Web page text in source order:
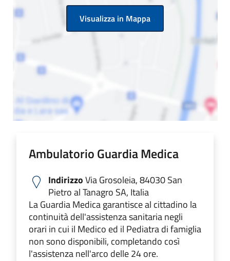
Visualizza in Mappa
Ambulatorio Guardia Medica
IndirizzoVia Grosoleia, 84030 San
Pietro al Tanagro SA, Italia
La Guardia Medica garantisce al cittadino la
continuità dell'assistenza sanitaria negli
orari in cui il Medico ed il Pediatra di famiglia
non sono disponibili, completando così
l'assistenza nell'arco delle 24 ore.